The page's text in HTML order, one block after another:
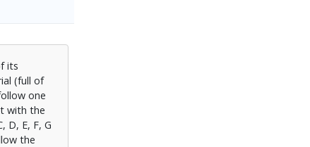
its
(full of
one
with the
D, E, F, G
the